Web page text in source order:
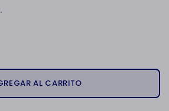
AL CARRITO